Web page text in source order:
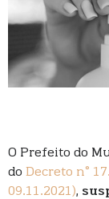
O Prefeito do
do Decreto n°
09.11.2021),